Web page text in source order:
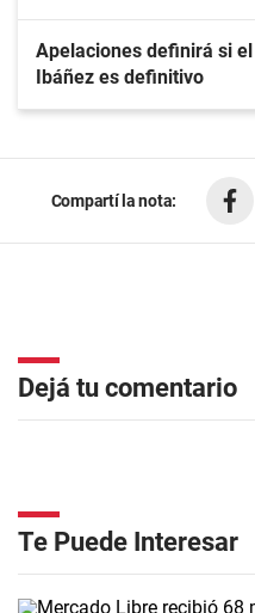
Apelaciones definirá si
Ibáñez es definitivo
Compartí la nota:
Dejá tu comentario
Te Puede Interesar